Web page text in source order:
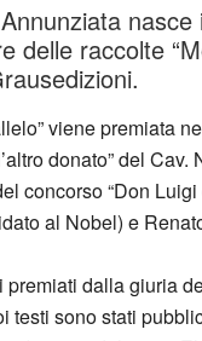
delle raccolte
viene premiata
donato” del
concorso “Don
al Nobel) e
premiati dalla giuria
testi sono stati